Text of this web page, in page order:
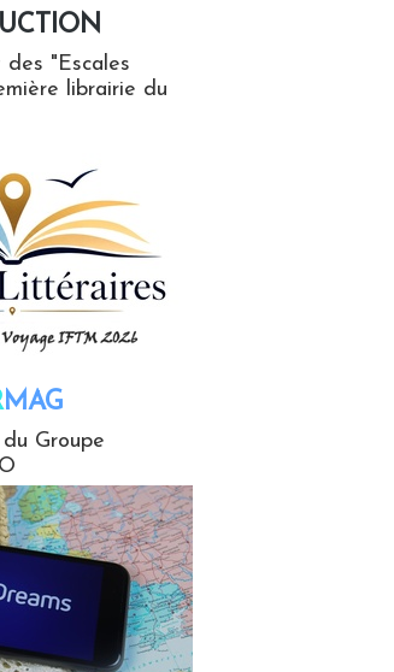
"Escales
librairie du
MAG
Groupe